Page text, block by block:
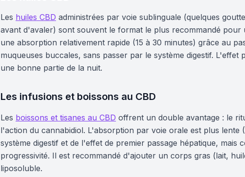
Les huiles CBD administrées par voie sublinguale (quelques
avant d'avaler) sont souvent le format le plus recommandé pour
une absorption relativement rapide (15 à 30 minutes) grâce au
muqueuses buccales, sans passer par le système digestif.
une bonne partie de la nuit.
Les infusions et boissons au CBD
Les boissons et tisanes au CBD offrent un double avantage : le
l'action du cannabidiol. L'absorption par voie orale est plus lente
système digestif et de l'effet de premier passage hépatique, mais
progressivité. Il est recommandé d'ajouter un corps gras (lait,
liposoluble.